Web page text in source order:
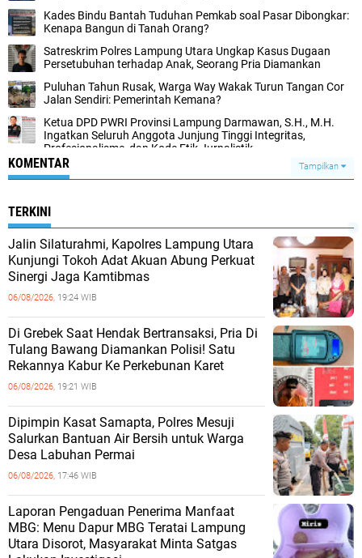
Kades Bindu Bantah Tuduhan Pemkab soal Pasar Dibongkar:
Kenapa Bangun di Tanah Orang?
Satreskrim Polres Lampung Utara Ungkap Kasus Dugaan
Persetubuhan terhadap Anak, Seorang Pria Diamankan
Puluhan Tahun Rusak, Warga Way Wakak Turun Tangan Cor
Jalan Sendiri: Pemerintah Kemana?
Ketua DPD PWRI Provinsi Lampung Darmawan, S.H., M.H.
Ingatkan Seluruh Anggota Junjung Tinggi Integritas,
Profesionalisme, dan Kode Etik Jurnalistik
KOMENTAR Tampilkan
TERKINI
Jalin Silaturahmi, Kapolres Lampung Utara
Kunjungi Tokoh Adat Akuan Abung Perkuat
Sinergi Jaga Kamtibmas
06/08/2026, 19:24 WIB
Di Grebek Saat Hendak Bertransaksi, Pria Di
Tulang Bawang Diamankan Polisi! Satu
Rekannya Kabur Ke Perkebunan Karet
06/08/2026, 19:21 WIB
Dipimpin Kasat Samapta, Polres Mesuji
Salurkan Bantuan Air Bersih untuk Warga
Desa Labuhan Permai
06/08/2026, 17:46 WIB
Laporan Pengaduan Penerima Manfaat
MBG: Menu Dapur MBG Teratai Lampung
Utara Disorot, Masyarakat Minta Satgas